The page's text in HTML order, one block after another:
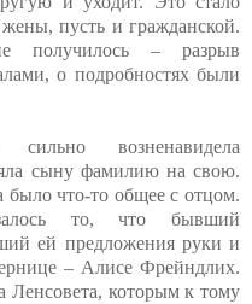
пусть и гражданской.
получилось – разрыв
о подробностях были
возненавидела
сыну фамилию на свою.
что-то общее с отцом.
то, что бывший
ей предложения руки и
– Алисе Фрейндлих.
Ленсовета, которым к тому